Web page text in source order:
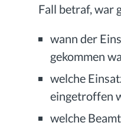
Fall betraf, war
wann der
gekommen
welche
eingetroffen
welche